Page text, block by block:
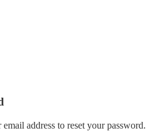
address to reset your password.